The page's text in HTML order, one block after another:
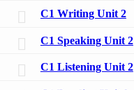
C1 Writing Unit 2
C1 Speaking Unit 2
C1 Listening Unit 2